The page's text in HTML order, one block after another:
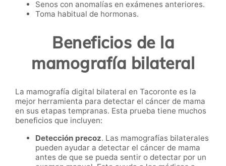
Senos con anomalías en exámenes anteriores.
Toma habitual de hormonas.
Beneficios de la
mamografía bilateral
La mamografía digital bilateral en Tacoronte es la
mejor herramienta para detectar el cáncer de mama
en sus etapas tempranas. Esta prueba tiene muchos
beneficios que incluyen:
Detección precoz. Las mamografías bilaterales
pueden ayudar a detectar el cáncer de mama
antes de que se pueda sentir o detectar por un